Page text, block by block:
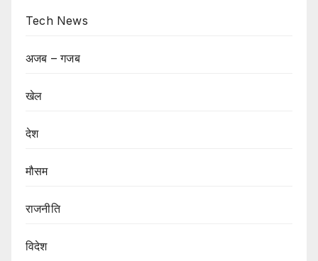
Tech News
अजब – गजब
खेल
देश
मौसम
राजनीति
विदेश